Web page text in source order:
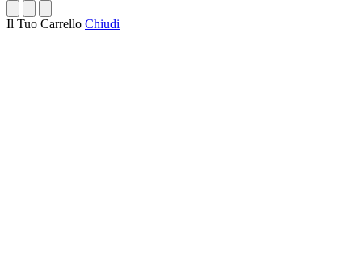
Il Tuo Carrello Chiudi